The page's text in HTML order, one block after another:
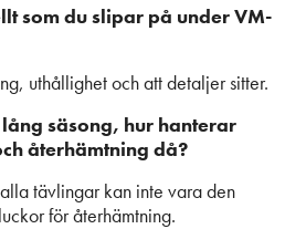
som du slipar på under VM-
uthållighet och att detaljer sitter.
säsong, hur hanterar
återhämtning då?
tävlingar kan inte vara den
för återhämtning.